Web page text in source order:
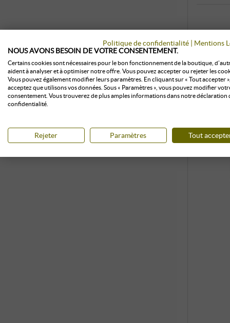
Politique de confidentialité | Mentions
NOUS AVONS BESOIN DE VOTRE CONSENTEMENT.
Certains cookies sont nécessaires pour le bon fonctionnement de la boutique,
aident à analyser et à optimiser notre offre. Vous pouvez accepter ou rejeter les
Vous pouvez également modifier leurs paramètres. En cliquant sur « Tout accepter
acceptez que utilisons vos données. Sous « Paramètres », vous pouvez modifier
consentement. Vous trouverez de plus amples informations dans notre déclaration
confidentialité.
Rejeter Paramètres Tout